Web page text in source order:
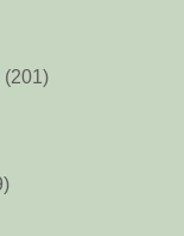
(201)